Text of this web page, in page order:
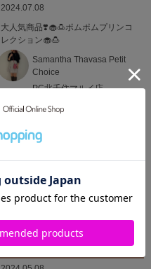
2024.07.08
大人気商品❣️🧁🍮ポムポムプリンコ
レクション🧁🍮
Samantha Thavasa Petit
Choice
PC北千住マルイ店